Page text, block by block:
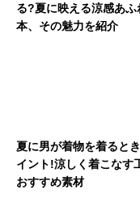
る?夏に映える涼感あふ
本、その魅力を紹介
夏に男が着物を着ると
イント!涼しく着こなす
おすすめ素材